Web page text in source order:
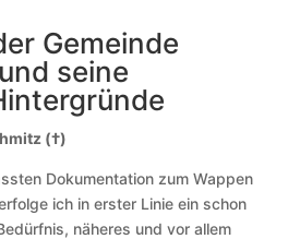
Gemeinde
seine
(†)
Dokumentation zum Wappen
ich in erster Linie ein schon
näheres und vor allem